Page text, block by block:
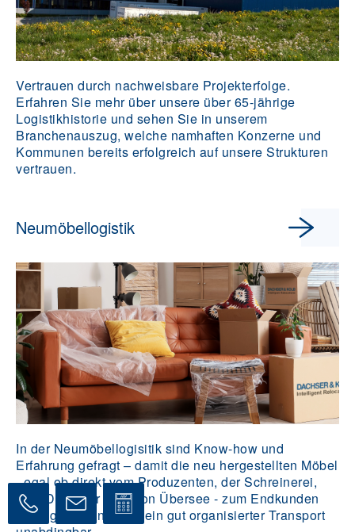
Vertrauen durch nachweisbare Projekterfolge.
Erfahren Sie mehr über unsere über 65-jährige
Logistikhistorie und sehen Sie in unserem
Branchenauszug, welche namhaften Konzerne und
Kommunen bereits erfolgreich auf unsere Strukturen
vertrauen.
Neumöbellogistik
In der Neumöbellogisitik sind Know-how und
Erfahrung gefragt – damit die neu hergestellten Möbel
- egal ob direkt vom Produzenten, der Schreinerei,
dem Designer oder von Übersee - zum Endkunden
gelangen können, ist ein gut organisierter Transport